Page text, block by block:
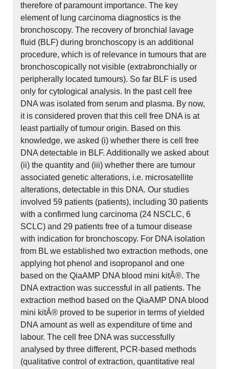
therefore of paramount importance. The key
element of lung carcinoma diagnostics is the
bronchoscopy. The recovery of bronchial lavage
fluid (BLF) during bronchoscopy is an additional
procedure, which is of relevance in tumours that are
bronchoscopically not visible (extrabronchially or
peripherally located tumours). So far BLF is used
only for cytological analysis. In the past cell free
DNA was isolated from serum and plasma. By now,
it is considered proven that this cell free DNA is at
least partially of tumour origin. Based on this
knowledge, we asked (i) whether there is cell free
DNA detectable in BLF. Additionally we asked about
(ii) the quantity and (iii) whether there are tumour
associated genetic alterations, i.e. microsatellite
alterations, detectable in this DNA. Our studies
involved 59 patients (patients), including 30 patients
with a confirmed lung carcinoma (24 NSCLC, 6
SCLC) and 29 patients free of a tumour disease
with indication for bronchoscopy. For DNA isolation
from BL we established two extraction methods, one
applying hot phenol and isopropanol and one
based on the QiaAMP DNA blood mini kitÂ®. The
DNA extraction was successful in all patients. The
extraction method based on the QiaAMP DNA blood
mini kitÂ® proved to be superior in terms of yielded
DNA amount as well as expenditure of time and
labour. The cell free DNA was successfully
analysed by three different, PCR-based methods
(qualitative control of extraction, quantitative real